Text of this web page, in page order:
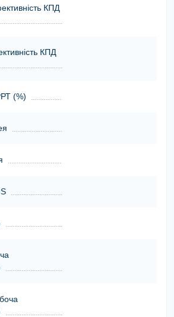
КПД
КПД
(%)